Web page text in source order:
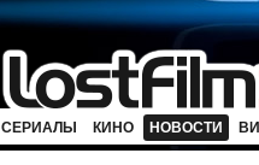
СЕРИАЛЫ КИНО НОВОСТИ